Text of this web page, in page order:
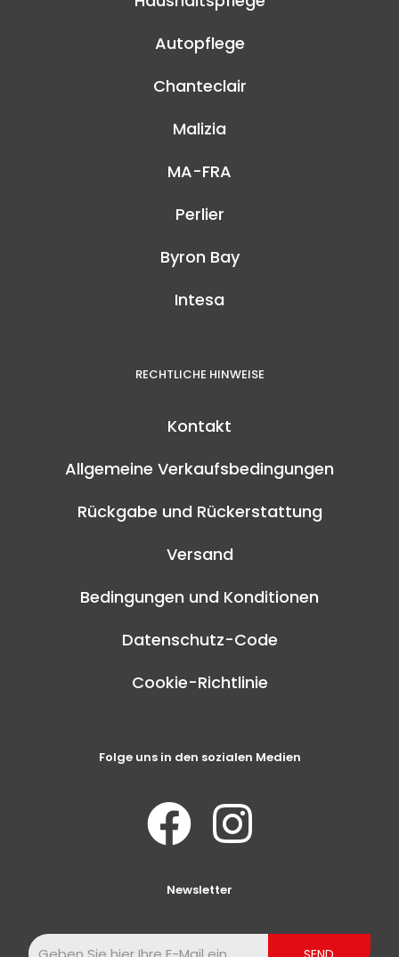
Autopflege
Chanteclair
Malizia
MA-FRA
Perlier
Byron Bay
Intesa
RECHTLICHE HINWEISE
Kontakt
Allgemeine Verkaufsbedingungen
Rückgabe und Rückerstattung
Versand
Bedingungen und Konditionen
Datenschutz-Code
Cookie-Richtlinie
Folge uns in den sozialen Medien
Newsletter